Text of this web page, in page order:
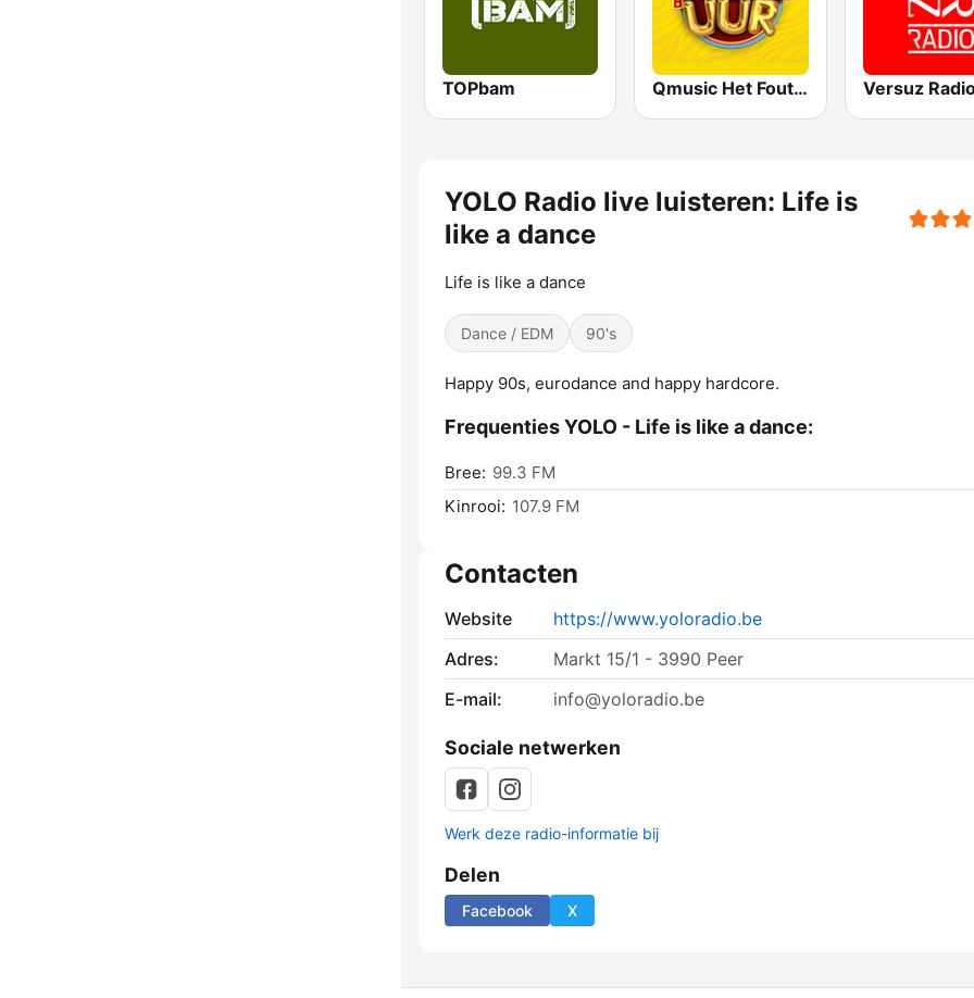
TOPbam Qmusic Het Foute Uur Versuz
YOLO Radio live luisteren: Life is
like a dance
Life is like a dance
Dance / EDM 90's
Happy 90s, eurodance and happy hardcore.
Frequenties YOLO - Life is like a dance:
Bree: 99.3 FM
Kinrooi: 107.9 FM
Contacten
Website
https://www.yoloradio.be
Adres:
Markt 15/1 - 3990 Peer
E-mail:
info@yoloradio.be
Sociale netwerken
Werk deze radio-informatie bij
Delen
Facebook X